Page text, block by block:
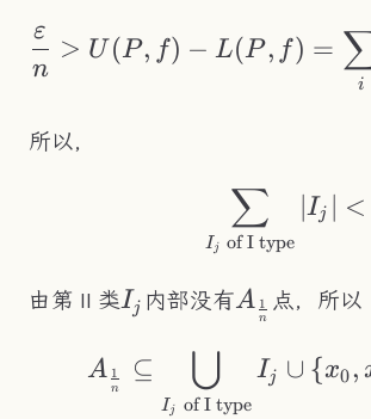
n
ε
> U (P, f) − L(P , f) =
i
所以，
Ij of I type
∑ ∣Ij ∣ <
由第 II 类I_j
Ij 内部没有A_\frac{1}
{n}
A
n
1 点，所以
A
n
1 ⊆
Ij of I type
⋃ Ij ∪ {x0,